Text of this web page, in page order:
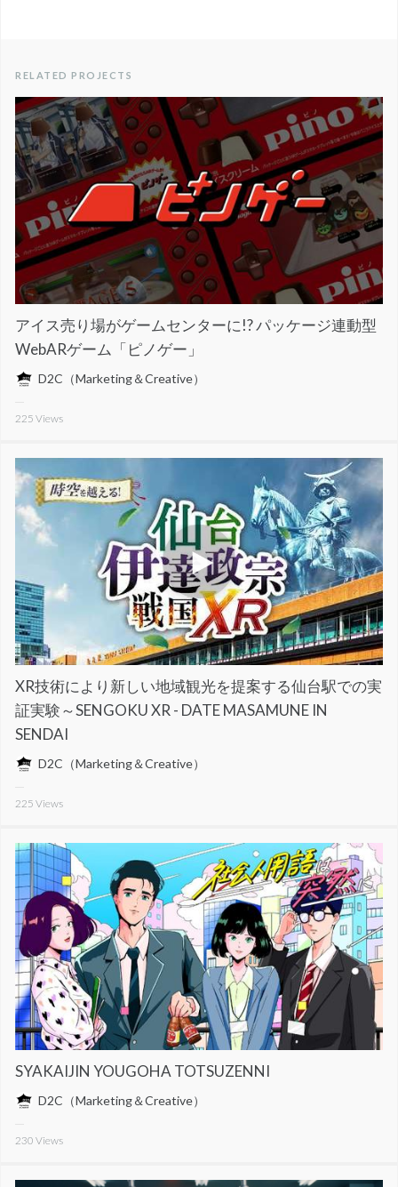
RELATED PROJECTS
アイス売り場がゲームセンターに!? パッケージ連動型
WebARゲーム「ピノゲー」
D2C（Marketing＆Creative）
225 Views
XR技術により新しい地域観光を提案する仙台駅での実
証実験～SENGOKU XR - DATE MASAMUNE IN
SENDAI
D2C（Marketing＆Creative）
225 Views
SYAKAIJIN YOUGOHA TOTSUZENNI
D2C（Marketing＆Creative）
230 Views